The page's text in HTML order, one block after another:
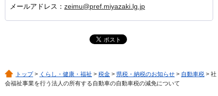
メールアドレス： zeimu@pref.miyazaki.lg.jp
トップ> くらし・健康・福祉 > 税金 > 県税・納税のお知らせ > 自動車税 > 社
会福祉事業を行う法人の所有する自動車の自動車税の減免について